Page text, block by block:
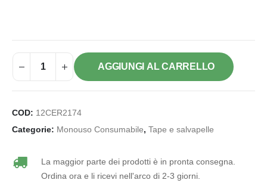
AGGIUNGI AL CARRELLO
COD: 12CER2174
Categorie: Monouso Consumabile, Tape e salvapelle
La maggior parte dei prodotti è in pronta consegna.
Ordina ora e li ricevi nell'arco di 2-3 giorni.